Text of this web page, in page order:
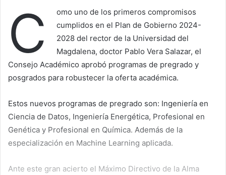
C
omo uno de los primeros compromisos
cumplidos en el Plan de Gobierno 2024-
2028 del rector de la Universidad del
Magdalena, doctor Pablo Vera Salazar, el
Consejo Académico aprobó programas de pregrado y
posgrados para robustecer la oferta académica.
Estos nuevos programas de pregrado son: Ingeniería en
Ciencia de Datos, Ingeniería Energética, Profesional en
Genética y Profesional en Química. Además de la
especialización en Machine Learning aplicada.
Ante este gran acierto el Máximo Directivo de la Alma